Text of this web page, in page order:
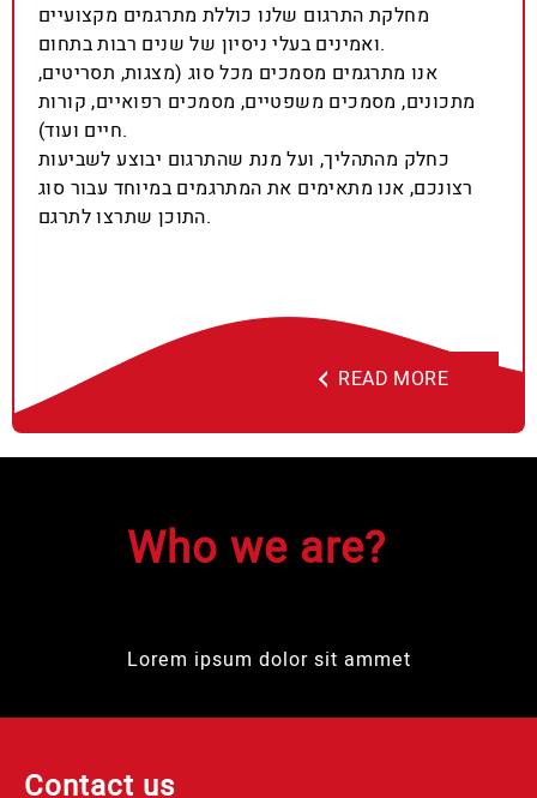
מחלקת התרגום שלנו כוללת מתרגמים מקצועיים
ואמינים בעלי ניסיון של שנים רבות בתחום.
אנו מתרגמים מסמכים מכל סוג (מצגות, תסריטים,
מתכונים, מסמכים משפטיים, מסמכים רפואיים, קורות
חיים ועוד).
כחלק מהתהליך, ועל מנת שהתרגום יבוצע לשביעות
רצונכם, אנו מתאימים את המתרגמים במיוחד עבור סוג
התוכן שתרצו לתרגם.
READ MORE
Who we are?
Lorem ipsum dolor sit ammet
Contact us